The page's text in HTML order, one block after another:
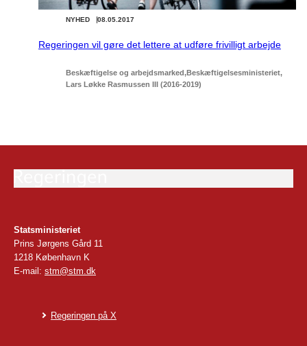
08.05.2017
NYHED
Regeringen vil gøre det lettere at udføre frivilligt arbejde
Beskæftigelse og arbejdsmarked Beskæftigelsesministeriet
Lars Løkke Rasmussen III (2016-2019)
Statsministeriet
Prins Jørgens Gård 11
1218 København K
E-mail: stm@stm.dk
Regeringen på X